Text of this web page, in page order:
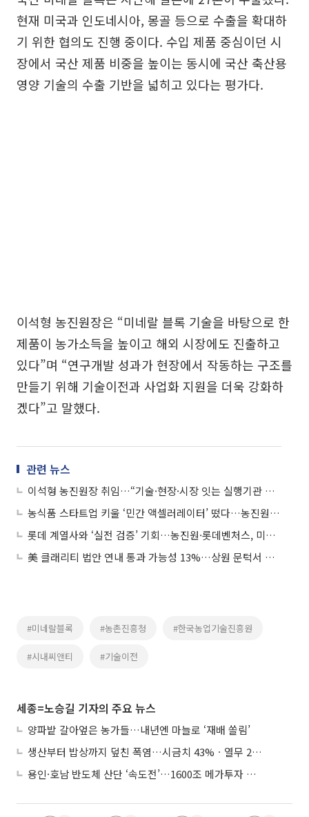
현재 미국과 인도네시아, 몽골 등으로 수출을 확대하
기 위한 협의도 진행 중이다. 수입 제품 중심이던 시
장에서 국산 제품 비중을 높이는 동시에 국산 축산용
영양 기술의 수출 기반을 넓히고 있다는 평가다.
이석형 농진원장은 “미네랄 블록 기술을 바탕으로 한
제품이 농가소득을 높이고 해외 시장에도 진출하고
있다”며 “연구개발 성과가 현장에서 작동하는 구조를
만들기 위해 기술이전과 사업화 지원을 더욱 강화하
겠다”고 말했다.
관련 뉴스
이석형 농진원장 취임…“기술·현장·시장 잇는 실행기관 만들 것”
농식품 스타트업 키울 ‘민간 액셀러레이터’ 떴다…농진원, 창업 기획 투자사 8곳 선정
롯데 계열사와 ‘실전 검증’ 기회…농진원·롯데벤처스, 미래식단 6기 모집
美 클래리티 법안 연내 통과 가능성 13%…상원 문턱서 제동
#미네랄블록 #농촌진흥청 #한국농업기술진흥원
#시내씨앤티 #기술이전
세종=노승길 기자의 주요 뉴스
양파밭 갈아엎은 농가들…내년엔 마늘로 ‘재배 쏠림’
생산부터 밥상까지 덮친 폭염…시금치 43%ㆍ열무 28% 급등
용인·호남 반도체 산단 ‘속도전’…1600조 메가투자 이행 총력